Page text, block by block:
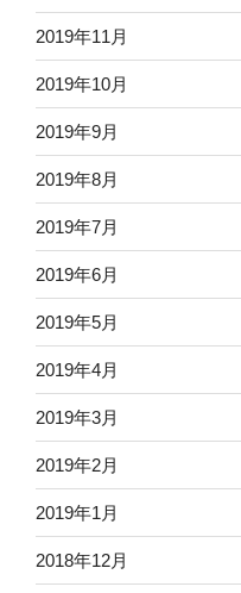
2019年11月
2019年10月
2019年9月
2019年8月
2019年7月
2019年6月
2019年5月
2019年4月
2019年3月
2019年2月
2019年1月
2018年12月